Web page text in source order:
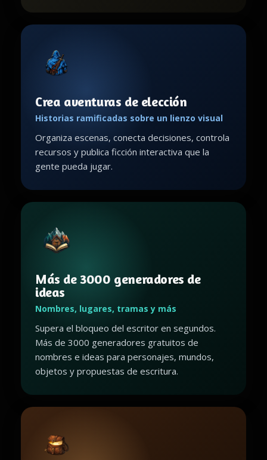
Crea aventuras de elección
Historias ramificadas sobre un lienzo visual
Organiza escenas, conecta decisiones, controla
recursos y publica ficción interactiva que la
gente pueda jugar.
Más de 3000 generadores de
ideas
Nombres, lugares, tramas y más
Supera el bloqueo del escritor en segundos.
Más de 3000 generadores gratuitos de
nombres e ideas para personajes, mundos,
objetos y propuestas de escritura.